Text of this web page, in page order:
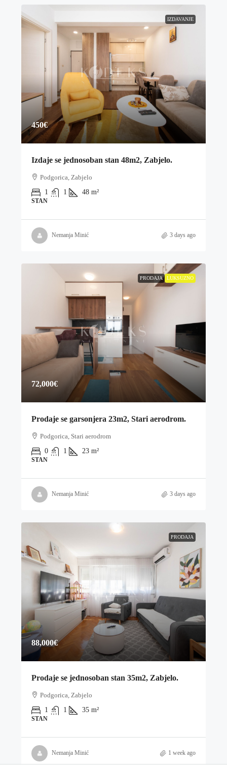
IZDAVANJE
450€
Izdaje se jednosoban stan 48m2, Zabjelo.
Podgorica, Zabjelo
1
1 48 m²
STAN
Nemanja Minić 3 days ago
PRODAJA LUKSUZNO
72,000€
Prodaje se garsonjera 23m2, Stari aerodrom.
Podgorica, Stari aerodrom
0
1 23 m²
STAN
Nemanja Minić 3 days ago
PRODAJA
88,000€
Prodaje se jednosoban stan 35m2, Zabjelo.
Podgorica, Zabjelo
1
1 35 m²
STAN
Nemanja Minić 1 week ago